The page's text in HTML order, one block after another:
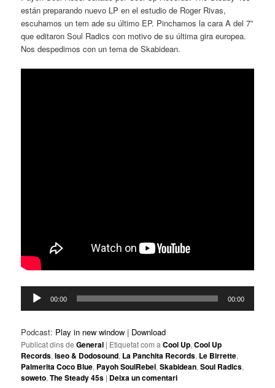
están preparando nuevo LP en el estudio de Roger Rivas,
escuhamos un tem ade su último EP. Pinchamos la cara A del 7”
que editaron Soul Radics con motivo de su última gira europea.
Nos despedimos con un tema de Skabidean.
Reproductor
d'àudio
00:00 00:00
Podcast: Play in new window | Download
Publicat dins de General | Etiquetat com a Cool Up,Cool Up
Records,Iseo & Dodosound, La Panchita Records, Le Birrette,
Palmerita Coco Blue, Payoh SoulRebel,Skabidean,Soul Radics,
soweto,The Steady 45s | Deixa un comentari